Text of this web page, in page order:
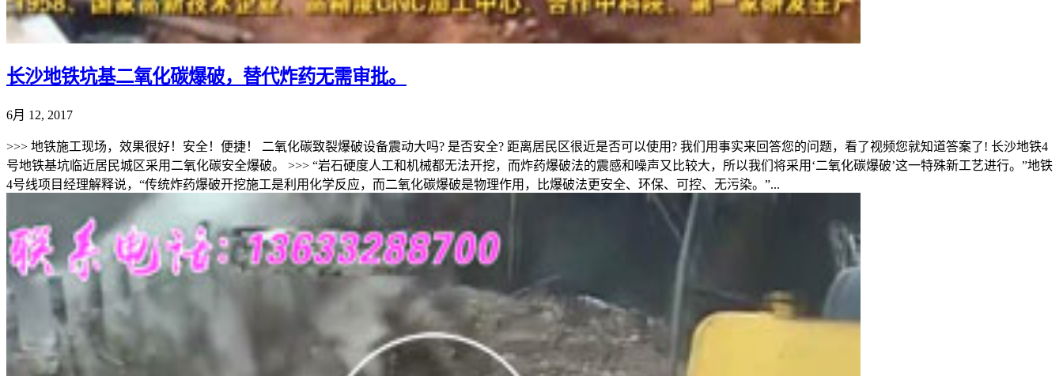
长沙地铁坑基二氧化碳爆破，替代炸药无需审批。
6月 12, 2017
>>> 地铁施工现场，效果很好！安全！便捷！ 二氧化碳致裂爆破设备震动大吗? 是否安全? 距离居民区很近是否可以使用? 我们用事实来回答您的问题，看了视频您就知道答案了! 长沙地铁4
号地铁基坑临近居民城区采用二氧化碳安全爆破。 >>> “岩石硬度人工和机械都无法开挖，而炸药爆破法的震感和噪声又比较大，所以我们将采用‘二氧化碳爆破’这一特殊新工艺进行。”地铁
4号线项目经理解释说，“传统炸药爆破开挖施工是利用化学反应，而二氧化碳爆破是物理作用，比爆破法更安全、环保、可控、无污染。”...